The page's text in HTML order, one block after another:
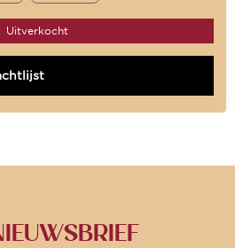
Uitverkocht